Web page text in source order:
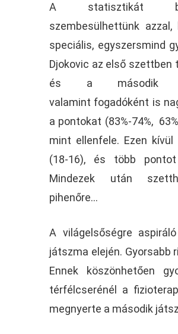
A statisztikát
szembesülhettünk
speciális, egyszersmind
Djokovic az első
és a második
valamint fogadóként is
a pontokat (83%-74%,
mint ellenfele. Ezen
(18-16), és több
Mindezek után
pihenőre…
A világelsőségre
játszma elején. Gyorsabb
Ennek köszönhetően
térfélcserénél a
megnyerte a második